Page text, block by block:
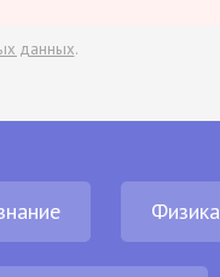
данных.
Физика